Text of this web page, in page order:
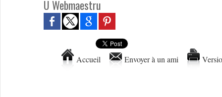
U Webmaestru
Accueil Envoyer à un ami